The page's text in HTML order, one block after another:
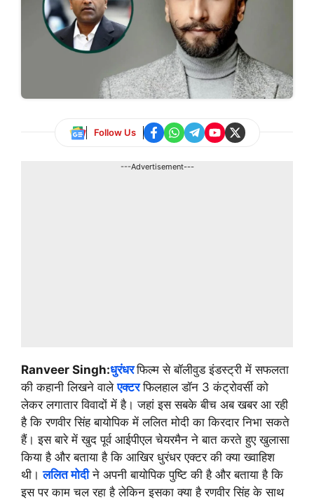
Follow Us
---Advertisement---
Ranveer Singh:धुरंधरफिल्म से बॉलीवुड इंडस्ट्री में सफलता
की कहानी लिखने वालेएक्टर फिलहाल डॉन 3 कंट्रोवर्सी को
लेकर लगातार विवादों में है। जहां इस सबके बीच अब खबर आ रही
है कि रणवीर सिंह बायोपिक में ललित मोदी का किरदार निभा सकते
हैं। इस बारे में खुद पूर्व आईपीएल चेयरमैन ने बात करते हुए खुलासा
किया है और बताया है कि आखिर धुरंधर एक्टर की क्या ख्वाहिश
थी।ललित मोदीने अपनी बायोपिक पुष्टि की है और बताया है कि
इस पर काम चल रहा है लेकिन इसका क्या है रणवीर सिंह के साथ